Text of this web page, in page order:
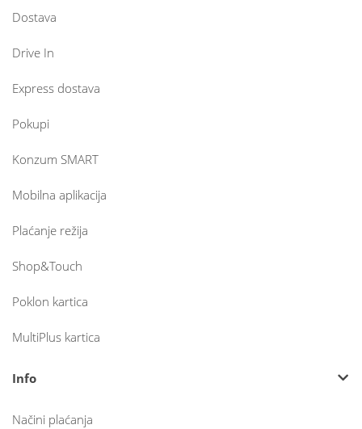
Dostava
Drive In
Express dostava
Pokupi
Konzum SMART
Mobilna aplikacija
Plaćanje režija
Shop&Touch
Poklon kartica
MultiPlus kartica
Info
Načini plaćanja